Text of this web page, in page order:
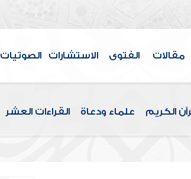
مقالات الفتوى الاستشارات الصوتيات
الكريم علماء ودعاة القراءات العشر